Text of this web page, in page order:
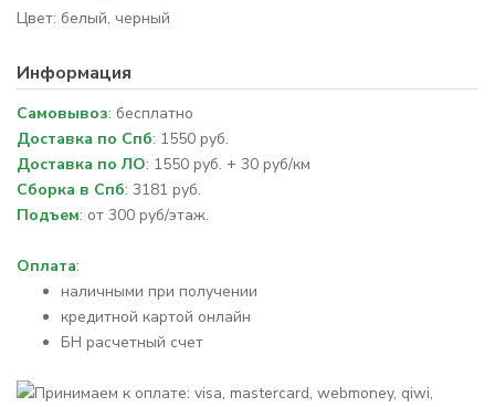
Цвет: белый, черный
Информация
Самовывоз: бесплатно
Доставка по Спб: 1550 руб.
Доставка по ЛО: 1550 руб. + 30 руб/км
Сборка в Спб: 3181 руб.
Подъем: от 300 руб/этаж.
Оплата:
наличными при получении
кредитной картой онлайн
БН расчетный счет